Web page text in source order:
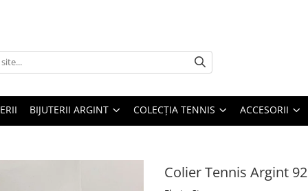
BIJUTERII ARGINT COLECȚIA TENNIS ACCESORII
Colier Tennis Argint